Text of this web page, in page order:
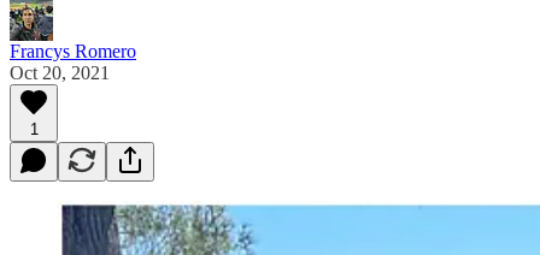
Francys Romero
Oct 20, 2021
1